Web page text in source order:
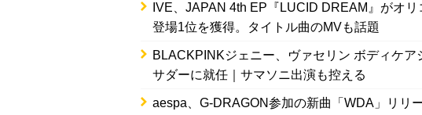
IVE、JAPAN 4th EP『LUCID DREAM』がオ
登場1位を獲得。タイトル曲のMVも話題
BLACKPINKジェニー、ヴァセリン ボディケ
サダーに就任｜サマソニ出演も控える
aespa、G-DRAGON参加の新曲「WDA」リリ